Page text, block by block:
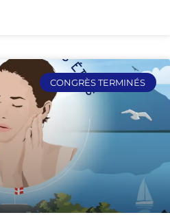
CONGRÈS TERMINÉS